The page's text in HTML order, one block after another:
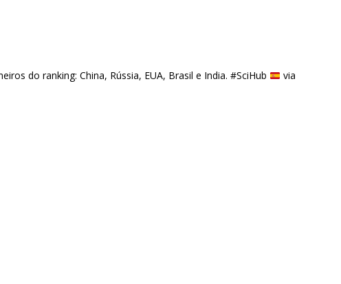
do ranking: China, Rússia, EUA, Brasil e India. #SciHub
via